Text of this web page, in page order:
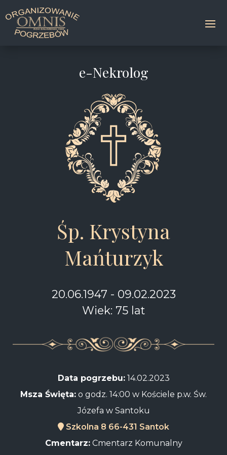
e-Nekrolog
Śp. Krystyna
Mańturzyk
20.06.1947 - 09.02.2023
Wiek: 75 lat
Data pogrzebu:14.02.2023
Msza Święta: o godz. 14:00 w Kościele p.w. Św.
Józefa w Santoku
Szkolna 8 66-431 Santok
Cmentarz:Cmentarz Komunalny